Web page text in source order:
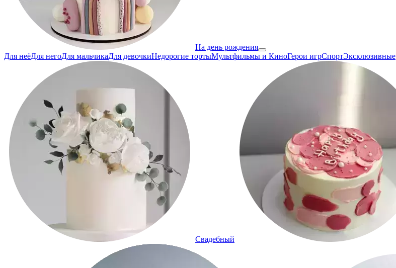
На день рождения
Для неёДля негоДля мальчикаДля девочкиНедорогие тортыМультфильмы и КиноГерои игрСпортЭксклюзивные
Свадебный